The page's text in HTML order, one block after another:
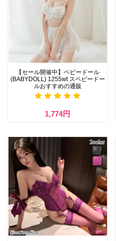
【セール開催中】ベビードール
(BABYDOLL) 1255wt スベビードー
ルおすすめの通販
1,774円